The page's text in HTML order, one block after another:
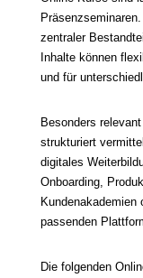
zentraler
Inhalte können
und für
Besonders
strukturiert
digitales
Onboarding,
passenden
Die folgenden